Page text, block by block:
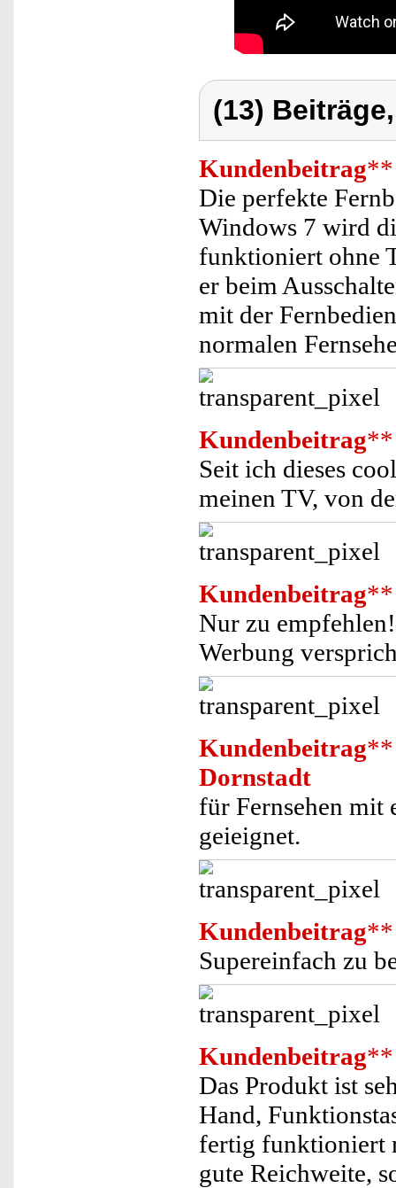
(13)
Kundenbeitrag**
Die perfekte
Windows 7 wird
funktioniert ohne
er beim
mit der
normalen
Kundenbeitrag**
Seit ich dieses
meinen TV, von
Kundenbeitrag**
Nur zu
Werbung
Kundenbeitrag**
Dornstadt
für Fernsehen mit
geieignet.
Kundenbeitrag**
Supereinfach zu
Kundenbeitrag**
Das Produkt ist
Hand,
fertig funktioniert
gute Reichweite,